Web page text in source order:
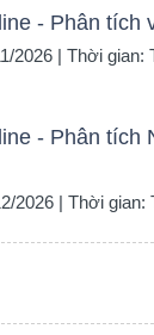
- Phân tích
2026 | Thời gian:
- Phân tích
2026 | Thời gian: